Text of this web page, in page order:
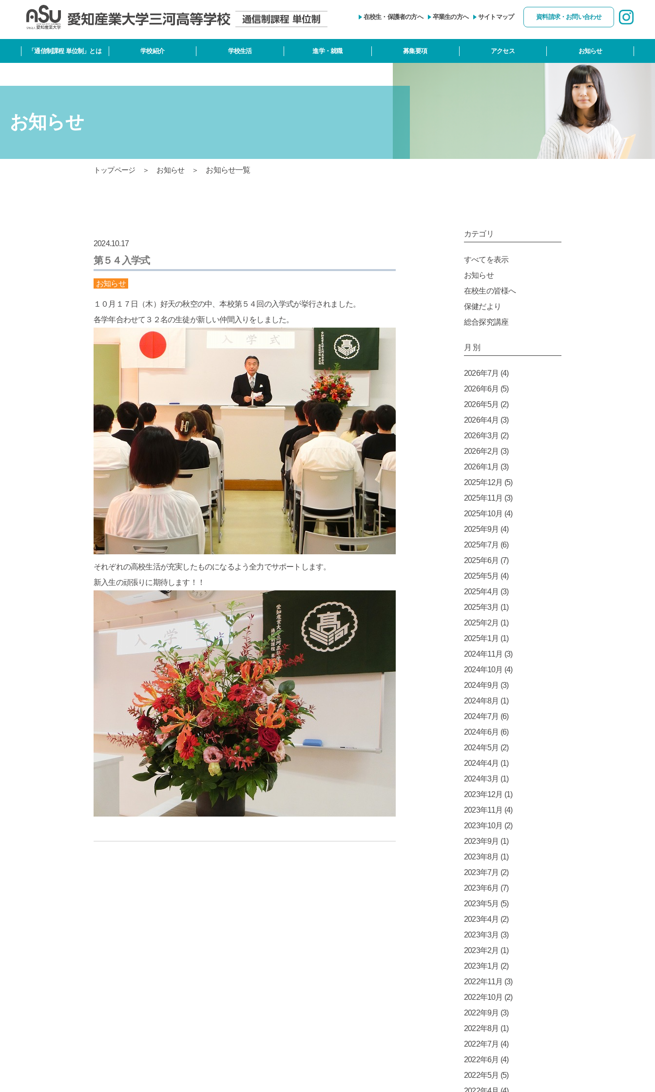
在校生・保護者の方へ 卒業生の方へ サイトマップ 資料請求・お問い合わせ
「通信制課程 単位制」とは 学校紹介 学校生活 進学・就職 募集要項 アクセス お知らせ
お知らせ
トップページ ＞ お知らせ ＞ お知らせ一覧
2024.10.17
第５４入学式
お知らせ
１０月１７日（木）好天の秋空の中、本校第５４回の入学式が挙行されました。
各学年合わせて３２名の生徒が新しい仲間入りをしました。
それぞれの高校生活が充実したものになるよう全力でサポートします。
新入生の頑張りに期待します！！
カテゴリ
すべてを表示
お知らせ
在校生の皆様へ
保健だより
総合探究講座
月 別
2026年7月 (4)
2026年6月 (5)
2026年5月 (2)
2026年4月 (3)
2026年3月 (2)
2026年2月 (3)
2026年1月 (3)
2025年12月 (5)
2025年11月 (3)
2025年10月 (4)
2025年9月 (4)
2025年7月 (6)
2025年6月 (7)
2025年5月 (4)
2025年4月 (3)
2025年3月 (1)
2025年2月 (1)
2025年1月 (1)
2024年11月 (3)
2024年10月 (4)
2024年9月 (3)
2024年8月 (1)
2024年7月 (6)
2024年6月 (6)
2024年5月 (2)
2024年4月 (1)
2024年3月 (1)
2023年12月 (1)
2023年11月 (4)
2023年10月 (2)
2023年9月 (1)
2023年8月 (1)
2023年7月 (2)
2023年6月 (7)
2023年5月 (5)
2023年4月 (2)
2023年3月 (3)
2023年2月 (1)
2023年1月 (2)
2022年11月 (3)
2022年10月 (2)
2022年9月 (3)
2022年8月 (1)
2022年7月 (4)
2022年6月 (4)
2022年5月 (5)